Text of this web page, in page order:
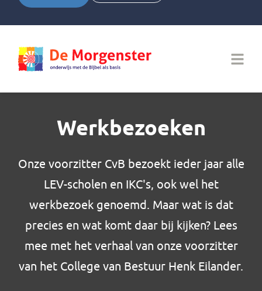
Werkbezoeken
Onze voorzitter CvB bezoekt ieder jaar alle
LEV-scholen en IKC's, ook wel het
werkbezoek genoemd. Maar wat is dat
precies en wat komt daar bij kijken? Lees
mee met het verhaal van onze voorzitter
van het College van Bestuur Henk Eilander.